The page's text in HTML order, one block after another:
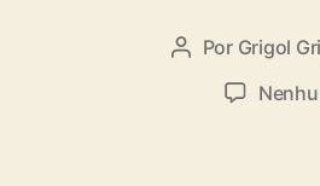
Por Grigol